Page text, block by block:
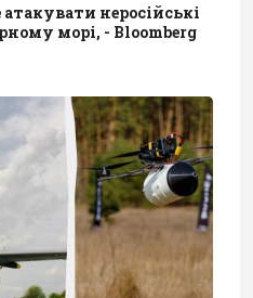
неросійські
морі, - Bloomberg